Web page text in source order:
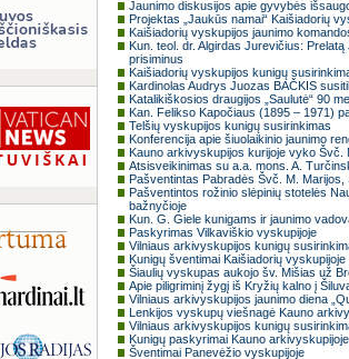
Jaunimo diskusijos apie gyvybės
Projektas „Jaukūs namai“ Kaišiadorių
Kaišiadorių vyskupijos jaunimo
Kun. teol. dr. Algirdas Jurevičius:
prisiminus
Kaišiadorių vyskupijos kunigų
Kardinolas Audrys Juozas BAČKIS
Katalikiškosios draugijos „Saulutė“ 90
Kan. Felikso Kapočiaus (1895 – 1971)
Telšių vyskupijos kunigų susirinkimas
Konferencija apie šiuolaikinio jaunimo
Kauno arkivyskupijos kurijoje vyko Švč.
Atsisveikinimas su a.a. mons. A.
Pašventintas Pabradės Švč. M.
Pašventintos rožinio slėpinių stotelės
bažnyčioje
Kun. G. Giele kunigams ir jaunimo
Paskyrimas Vilkaviškio vyskupijoje
Vilniaus arkivyskupijos kunigų
Kunigų šventimai Kaišiadorių vyskupijoje
Šiaulių vyskupas aukojo šv. Mišias už
Apie piligriminį žygį iš Kryžių kalno į
Vilniaus arkivyskupijos jaunimo diena
Lenkijos vyskupų viešnagė Kauno
Vilniaus arkivyskupijos kunigų
Kunigų paskyrimai Kauno arkivyskupijoje
Šventimai Panevėžio vyskupijoje